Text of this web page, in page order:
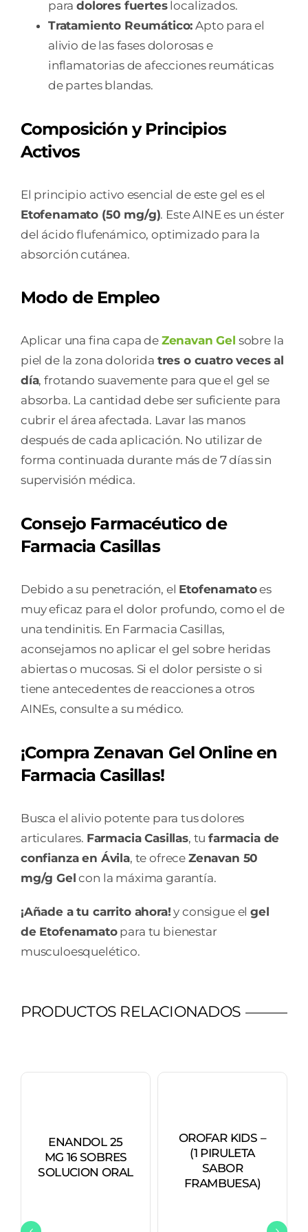
paradolores fuerteslocalizados.
Tratamiento Reumático: Apto para el
alivio de las fases dolorosas e
inflamatorias de afecciones reumáticas
de partes blandas.
Composición y Principios
Activos
El principio activo esencial de este gel es el
Etofenamato (50 mg/g). Este AINE es un éster
del ácido flufenámico, optimizado para la
absorción cutánea.
Modo de Empleo
Aplicar una fina capa de Zenavan Gel sobre la
piel de la zona dolorida tres o cuatro veces al
día, frotando suavemente para que el gel se
absorba. La cantidad debe ser suficiente para
cubrir el área afectada. Lavar las manos
después de cada aplicación. No utilizar de
forma continuada durante más de 7 días sin
supervisión médica.
Consejo Farmacéutico de
Farmacia Casillas
Debido a su penetración, el Etofenamatoes
muy eficaz para el dolor profundo, como el de
una tendinitis. En Farmacia Casillas,
aconsejamos no aplicar el gel sobre heridas
abiertas o mucosas. Si el dolor persiste o si
tiene antecedentes de reacciones a otros
AINEs, consulte a su médico.
¡Compra Zenavan Gel Online en
Farmacia Casillas!
Busca el alivio potente para tus dolores
articulares. Farmacia Casillas, tufarmacia de
confianza en Ávila, te ofrece Zenavan 50
mg/g Gel con la máxima garantía.
¡Añade a tu carrito ahora! y consigue elgel
de Etofenamatopara tu bienestar
musculoesquelético.
PRODUCTOS RELACIONADOS
ENANDOL 25
MG 16 SOBRES
SOLUCION ORAL
OROFAR KIDS –
(1 PIRULETA
SABOR
FRAMBUESA)